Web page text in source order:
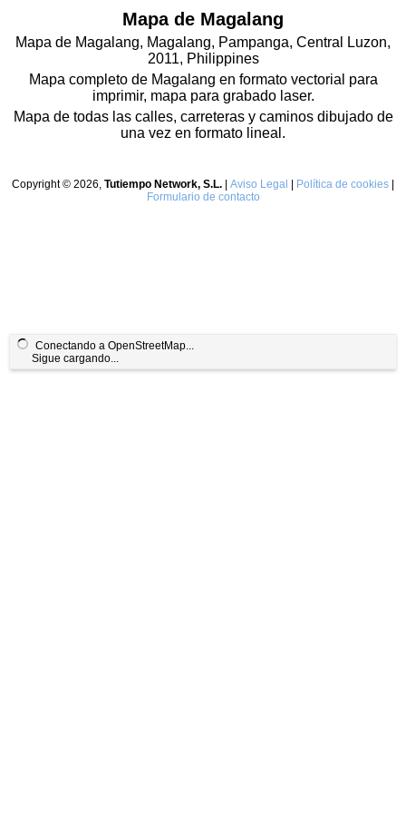
Conectando a OpenStreetMap...
Sigue cargando...
Mapa de Magalang
Mapa de Magalang, Magalang, Pampanga, Central Luzon,
2011, Philippines
Mapa completo de Magalang en formato vectorial para
imprimir, mapa para grabado laser.
Mapa de todas las calles, carreteras y caminos dibujado de
una vez en formato lineal.
Copyright © 2026, Tutiempo Network, S.L. Aviso Legal Política de cookies
Formulario de contacto